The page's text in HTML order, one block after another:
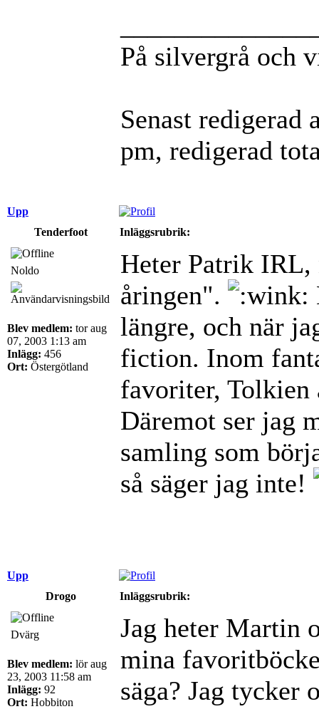
På silvergrå och
Senast redigerad
pm, redigerad
Upp
Tenderfoot
Inläggsrubrik:
Noldo
Blev medlem: tor aug
07, 2003 1:13 am
Inlägg: 456
Ort: Östergötland
Heter Patrik IRL,
åringen".
längre, och när
fiction. Inom
favoriter, Tolkien
Däremot ser jag
samling som
så säger jag inte!
Upp
Drogo
Inläggsrubrik:
Dvärg
Blev medlem: lör aug
23, 2003 11:58 am
Inlägg: 92
Ort: Hobbiton
Jag heter Martin
mina
säga? Jag tycker